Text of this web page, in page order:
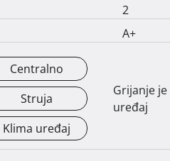
2
A+
Centralno
Struja
Klima uređaj
Grijanje
uređaj